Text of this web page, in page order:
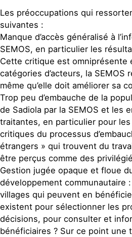
Les préoccupations qui
suivantes :
Manque d’accès généralisé à
SEMOS, en particulier les
Cette critique est omniprésente
catégories d’acteurs, la SEMOS
même qu’elle doit améliorer sa
Trop peu d’embauche de la
de Sadiola par la SEMOS et les
traitantes, en particulier pour
critiques du processus
étrangers » qui trouvent du
être perçus comme des
Gestion jugée opaque et floue
développement communautaire
villages qui peuvent en
existent pour sélectionner les
décisions, pour consulter et
bénéficiaires ? Sur ce point une